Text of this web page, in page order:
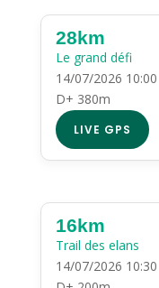
28km
Le grand défi
14/07/2026 10:00
D+ 380m
LIVE GPS
16km
Trail des elans
14/07/2026 10:30